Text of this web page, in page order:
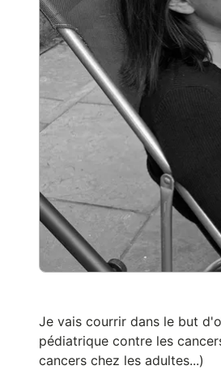
Je vais courrir dans le but
pédiatrique contre les
cancers chez les adultes...)